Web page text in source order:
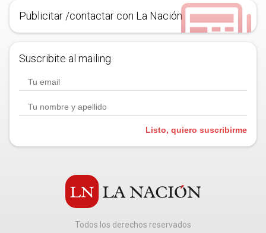
Publicitar /contactar con La Nación
Suscribite al mailing.
Listo, quiero suscribirme
Todos los derechos reservados